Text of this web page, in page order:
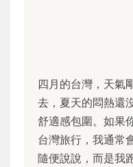
四月的台灣，天氣
去，夏天的悶熱還
舒適感包圍。如果
台灣旅行，我通常
隨便說說，而是我